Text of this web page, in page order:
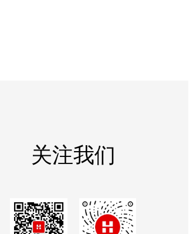
关注我们